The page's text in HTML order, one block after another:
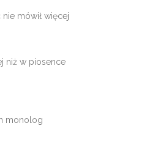
mówił więcej
niż w piosence
monolog